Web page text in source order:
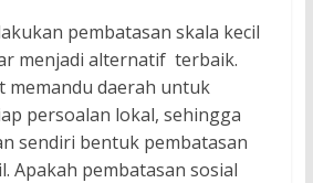
pembatasan skala kecil
menjadi alternatif terbaik.
memandu daerah untuk
persoalan lokal, sehingga
sendiri bentuk pembatasan
Apakah pembatasan sosial